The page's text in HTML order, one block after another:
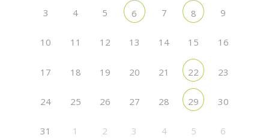
3 4 5 6 7 8 9
10 11 12 13 14 15 16
17 18 19 20 21 22 23
24 25 26 27 28 29 30
31 1 2 3 4 5 6